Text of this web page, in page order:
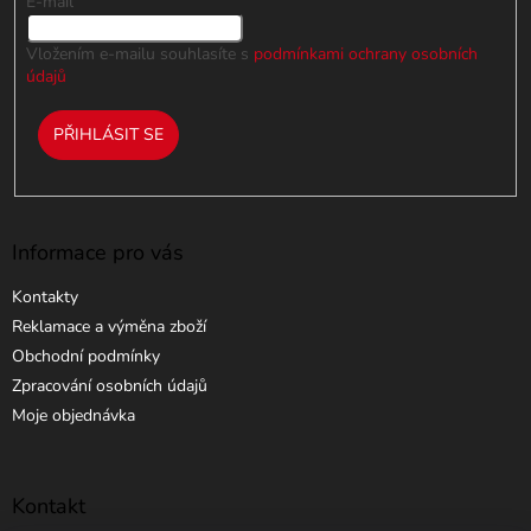
v
Vložením e-mailu souhlasíte s podmínkami ochrany osobních
údajů
PŘIHLÁSIT SE
Informace pro vás
Kontakty
Reklamace a výměna zboží
Obchodní podmínky
Zpracování osobních údajů
Moje objednávka
Kontakt